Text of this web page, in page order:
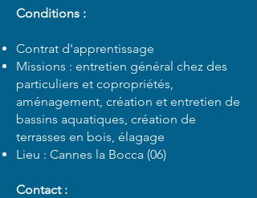
Conditions :
Contrat d'apprentissage
Missions : entretien général chez des
particuliers et copropriétés,
aménagement, création et entretien de
bassins aquatiques, création de
terrasses en bois, élagage
Lieu : Cannes la Bocca (06)
Contact :